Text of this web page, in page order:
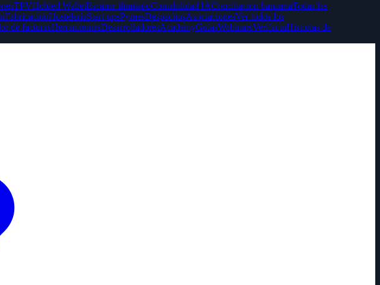
TPVHolded WalletEscáner ilimitadoContabilidad IAConciliación bancariaTodas las
FabricaciónHosteleríaStart-upsPymesDespachosAsociacionesVer todos los
de facturasHerramientasDesarrolladoresAcademyGuíasWebinarsVerifactuHistorias de